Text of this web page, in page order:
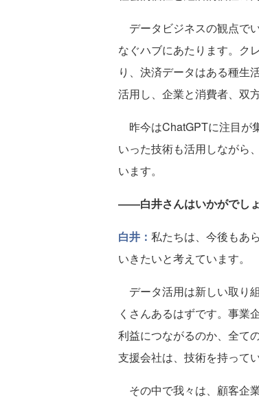
データビジネスの観点で
なぐハブにあたります。ク
り、決済データはある種生
活用し、企業と消費者、双
昨今はChatGPTに注目が
いった技術も活用しながら
います。
――白井さんはいかがでし
白井： 私たちは、今後もあ
いきたいと考えています。
データ活用は新しい取り
くさんあるはずです。事業
利益につながるのか、全て
支援会社は、技術を持って
その中で我々は、顧客企